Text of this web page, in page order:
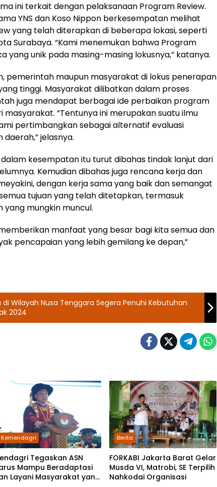
ini terkait dengan pelaksanaan Program Review.
YNS dan Koso Nippon berkesempatan melihat
yang telah diterapkan di beberapa lokasi, seperti
Surabaya. “Kami menemukan bahwa Program
yang unik pada masing-masing lokusnya,” katanya.
pemerintah maupun masyarakat di lokus penerapan
tinggi. Masyarakat dilibatkan dalam proses
juga mendapat berbagai ide perbaikan program
“Tentunya ini merupakan suatu ilmu
pertimbangkan sebagai alternatif evaluasi
jelasnya.
kesempatan itu turut dibahas tindak lanjut dari
Kemudian dibahas juga rencana kerja dan
dengan kerja sama yang baik dan semangat
tujuan yang telah ditetapkan, termasuk
mungkin muncul.
manfaat yang besar bagi kita semua dan
pencapaian yang lebih gemilang ke depan,”
Wilayah Nusa Tenggara Segera Penuhi Kebutuhan
2024
Kemendagri
Tegaskan ASN
Mampu Beradaptasi
Layani Masyarakat yang
Berita
FORKABI Jakarta Barat Gelar
Musda VI, Matrobi, SE Terpilih
Nahkodai Organisasi
Kemendagri DPR RI